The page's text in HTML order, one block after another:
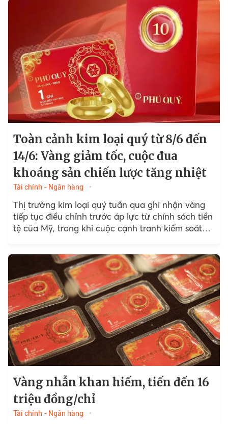
Toàn cảnh kim loại quý từ 8/6 đến
14/6: Vàng giảm tốc, cuộc đua
khoáng sản chiến lược tăng nhiệt
Tài chính - Ngân hàng
Thị trường kim loại quý tuần qua ghi nhận vàng
tiếp tục điều chỉnh trước áp lực từ chính sách tiền
tệ của Mỹ, trong khi cuộc cạnh tranh kiểm soát
Vàng nhẫn khan hiếm, tiến đến 16
triệu đồng/chỉ
Tài chính - Ngân hàng